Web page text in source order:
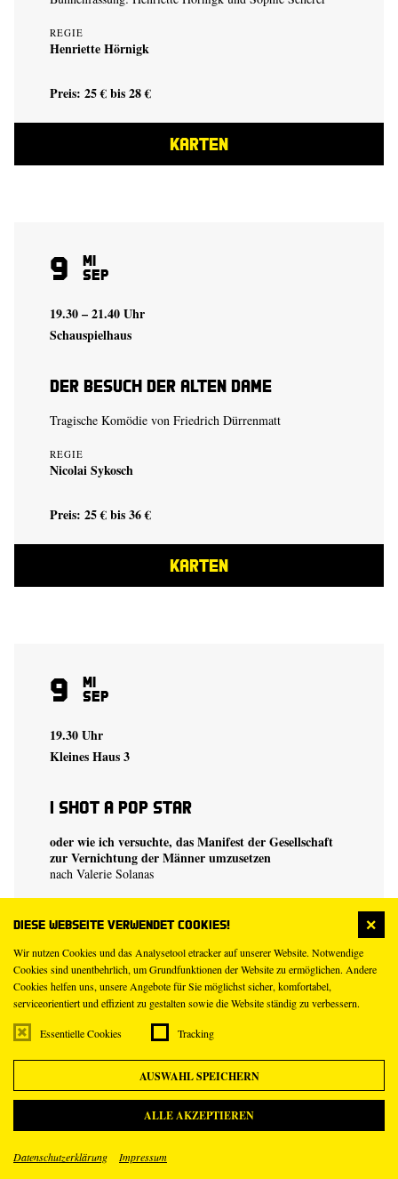
Diese Webseite verwendet Cookies!
Wir nutzen Cookies und das Analysetool etracker auf unserer Website. Notwendige
Cookies sind unentbehrlich, um Grundfunktionen der Website zu ermöglichen. Andere
Cookies helfen uns, unsere Angebote für Sie möglichst sicher, komfortabel,
serviceorientiert und effizient zu gestalten sowie die Website ständig zu verbessern.
Essentielle Cookies Tracking
AUSWAHL SPEICHERN
ALLE AKZEPTIEREN
Datenschutzerklärung Impressum
REGIE
Henriette Hörnigk
Preis: 25 € bis 28 €
KARTEN
9 Mi
Sep
19.30 – 21.40 Uhr
Schauspielhaus
Der Besuch der alten Dame
Tragische Komödie von Friedrich Dürrenmatt
REGIE
Nicolai Sykosch
Preis: 25 € bis 36 €
KARTEN
9 Mi
Sep
19.30 Uhr
Kleines Haus 3
I shot a Pop Star
oder wie ich versuchte, das Manifest der Gesellschaft
zur Vernichtung der Männer umzusetzen
nach Valerie Solanas
Monique Hamelmann
Preis: 16 €
10 Do